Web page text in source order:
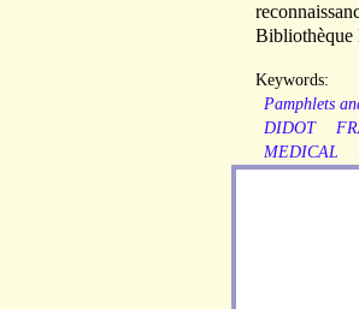
Bibliothèque
Keywords:
Pamphlets
DIDOT
MEDICAL